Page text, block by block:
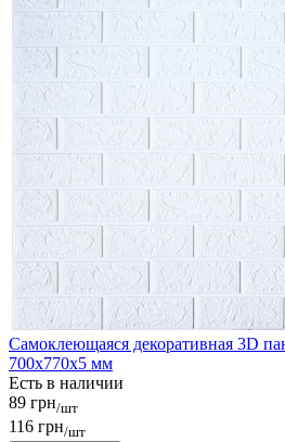
Самоклеющаяся декоративная 3D
700x770x5 мм
Есть в наличии
89 грн/шт
116 грн/шт